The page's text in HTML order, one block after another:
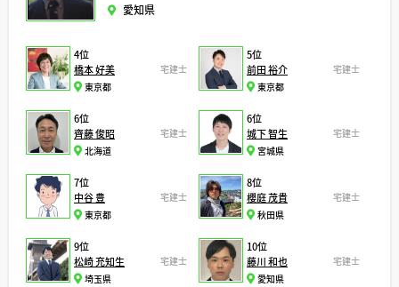
愛知県
4位
橋本 好美
宅建士
東京都
5位
前田 裕介
宅建士
東京都
6位
齊藤 俊昭
宅建士
北海道
6位
城下 智生
宅建士
宮城県
7位
中谷 豊
宅建士
東京都
8位
櫻庭 茂貴
宅建士
秋田県
9位
松崎 充知生
宅建士
埼玉県
10位
藤川 和也
宅建士
愛知県